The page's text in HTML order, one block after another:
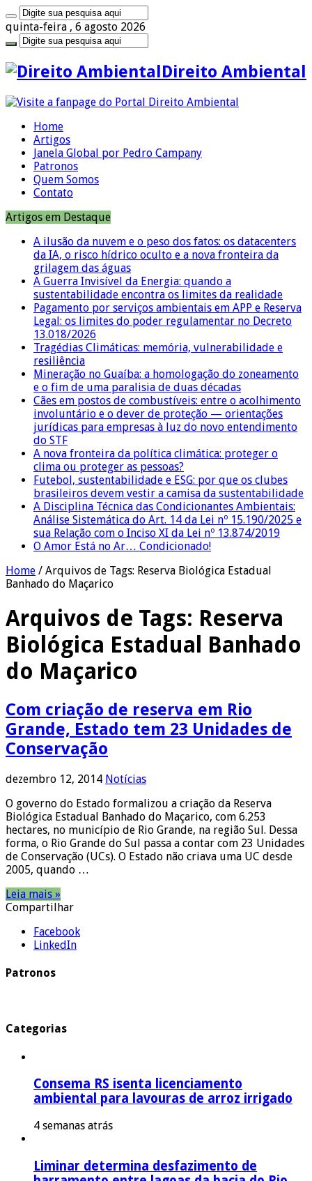
quinta-feira , 6 agosto 2026
Direito Ambiental
Home
Artigos
Janela Global por Pedro Campany
Patronos
Quem Somos
Contato
Artigos em Destaque
A ilusão da nuvem e o peso dos fatos: os datacenters
da IA, o risco hídrico oculto e a nova fronteira da
grilagem das águas
A Guerra Invisível da Energia: quando a
sustentabilidade encontra os limites da realidade
Pagamento por serviços ambientais em APP e Reserva
Legal: os limites do poder regulamentar no Decreto
13.018/2026
Tragédias Climáticas: memória, vulnerabilidade e
resiliência
Mineração no Guaíba: a homologação do zoneamento
e o fim de uma paralisia de duas décadas
Cães em postos de combustíveis: entre o acolhimento
involuntário e o dever de proteção — orientações
jurídicas para empresas à luz do novo entendimento
do STF
A nova fronteira da política climática: proteger o
clima ou proteger as pessoas?
Futebol, sustentabilidade e ESG: por que os clubes
brasileiros devem vestir a camisa da sustentabilidade
A Disciplina Técnica das Condicionantes Ambientais:
Análise Sistemática do Art. 14 da Lei nº 15.190/2025 e
sua Relação com o Inciso XI da Lei nº 13.874/2019
O Amor Está no Ar… Condicionado!
Home / Arquivos de Tags: Reserva Biológica Estadual
Banhado do Maçarico
Arquivos de Tags: Reserva
Biológica Estadual Banhado
do Maçarico
Com criação de reserva em Rio
Grande, Estado tem 23 Unidades de
Conservação
dezembro 12, 2014 Notícias
O governo do Estado formalizou a criação da Reserva
Biológica Estadual Banhado do Maçarico, com 6.253
hectares, no município de Rio Grande, na região Sul. Dessa
forma, o Rio Grande do Sul passa a contar com 23 Unidades
de Conservação (UCs). O Estado não criava uma UC desde
2005, quando …
Leia mais »
Compartilhar
Facebook
LinkedIn
Patronos
Categorias
Consema RS isenta licenciamento
ambiental para lavouras de arroz irrigado
4 semanas atrás
Liminar determina desfazimento de